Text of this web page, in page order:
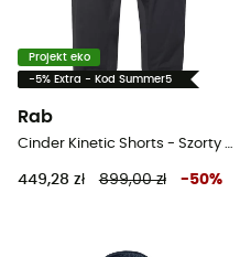
Projekt eko
-5% Extra - Kod Summer5
Rab
Cinder Kinetic Shorts - Szorty MTB męskie
449,28 zł 899,00 zł -50%